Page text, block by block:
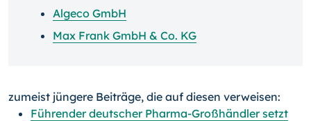
Algeco GmbH
Max Frank GmbH & Co. KG
zumeist jüngere Beiträge, die auf diesen verweisen:
Führender deutscher Pharma-Großhändler setzt